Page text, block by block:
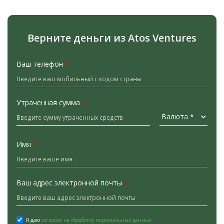
Верните деньги из Atos Ventures
Ваш телефон *
Утраченная сумма *
Имя *
Ваш адрес электронной почты *
Я даю согласие на обработку персональных данных.